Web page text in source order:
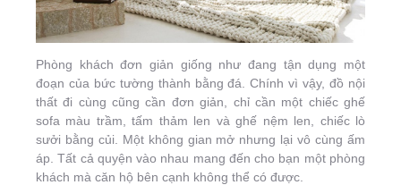
Phòng khách đơn giản giống như đang tận dụng một
đoạn của bức tường thành bằng đá. Chính vì vậy, đồ nội
thất đi cùng cũng cần đơn giản, chỉ cần một chiếc ghế
sofa màu trầm, tấm thảm len và ghế nệm len, chiếc lò
sưởi bằng củi. Một không gian mở nhưng lại vô cùng ấm
áp. Tất cả quyện vào nhau mang đến cho bạn một phòng
khách mà căn hộ bên cạnh không thể có được.